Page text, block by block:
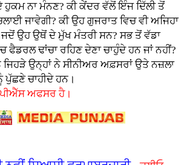
ਨਾ ਮੰਨਣ? ਕੀ ਕੇਂਦਰ ਵੱਲੋਂ ਇੰਜ ਦਿੱਲੀ ਤੋਂ
ਜਾਵੇਗੀ? ਕੀ ਉਹ ਗੁਜਰਾਤ ਵਿਚ ਵੀ ਅਜਿਹਾ
ਜਦੋਂ ਉਹ ਉਥੋਂ ਦੇ ਮੁੱਖ ਮੰਤਰੀ ਸਨ? ਸਭ ਤੋਂ ਵੱਡਾ
ਫੈਡਰਲ ਢਾਂਚਾ ਰਹਿਣ ਦੇਣਾ ਚਾਹੁੰਦੇ ਹਨ ਜਾਂ ਨਹੀਂ?
ਉਨ੍ਹਾਂ ਨੇ ਸੀਨੀਅਰ ਅਫ਼ਸਰਾਂ ਉਤੇ ਨਜ਼ਲਾ
ਪੁੱਛਣੇ ਚਾਹੀਦੇ ਹਨ।
ਅਫਸਰ ਹੈ।